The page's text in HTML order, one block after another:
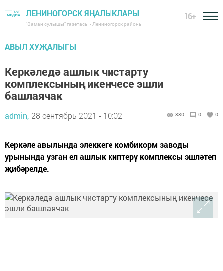
ЛЕНИНОГОРСК ЯҢАЛЫКЛАРЫ
"Заман сулышы" газетасы - Лениногорск районы
16+
АВЫЛ ХУҖАЛЫГЫ
Керкәледә ашлык чистарту
комплексының икенчесе эшли
башлаячак
admin, 28 сентябрь 2021 - 10:02 880 0 0
Керкәле авылында элеккеге комбикорм заводы
урынында узган ел ашлык киптерү комплексы эшләтеп
җибәрелде.